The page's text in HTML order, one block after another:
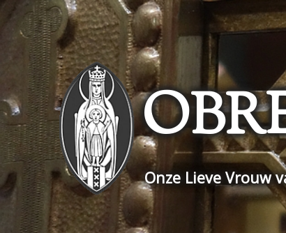
Skip
content
Onze Lieve Vrouw